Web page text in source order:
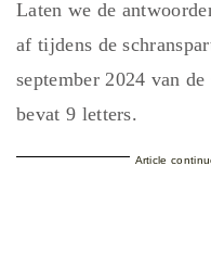
Laten we de
af tijdens de
september 2024 van
bevat 9 letters.
Article